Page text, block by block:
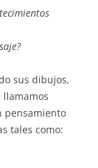
sus dibujos,
pensamiento
tales como: